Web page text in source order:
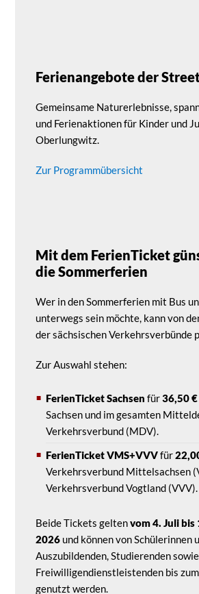
Ferienangebote der
Gemeinsame Naturerlebnisse,
und Ferienaktionen für Kinder und
Oberlungwitz.
Zur Programmübersicht
Mit dem FerienTicket
die Sommerferien
Wer in den Sommerferien mit Bus
unterwegs sein möchte, kann von
der sächsischen Verkehrsverbünde
Zur Auswahl stehen:
FerienTicket Sachsen für36,50 €
Sachsen und im gesamten
Verkehrsverbund (MDV).
FerienTicket VMS+VVVfür
Verkehrsverbund Mittelsachsen
Verkehrsverbund Vogtland (VVV).
Beide Tickets geltenvom 4. Juli bis
2026 und können von Schülerinnen
Auszubildenden, Studierenden sowie
Freiwilligendienstleistenden bis
genutzt werden.